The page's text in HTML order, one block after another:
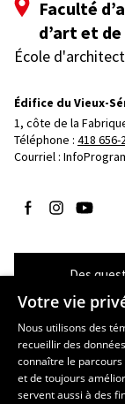
Faculté
d’art et
École
Édifice du Vieux-
1, côte de la
Téléphone : 418 656-
Courriel :
Suivez-nous sur
Suivez-nous
Suivez-
Des
Les écoles et la
École d’art
École supérieure
Votre vie
Nous utilisons des
recueillir des
connaître le
et de toujours
servent aussi à des